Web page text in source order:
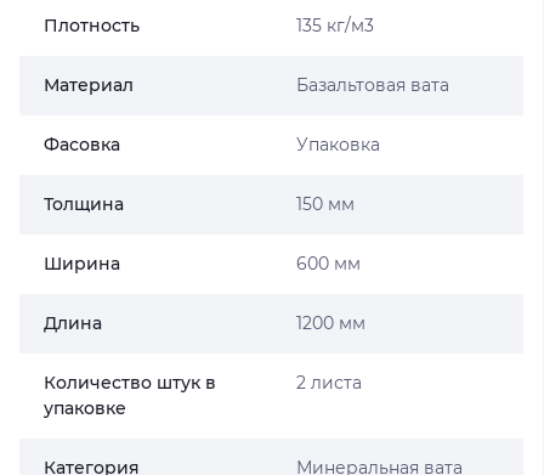
Плотность 135 кг/м3
Материал Базальтовая вата
Фасовка Упаковка
Толщина 150 мм
Ширина 600 мм
Длина 1200 мм
Количество штук в
упаковке
2 листа
Категория Минеральная вата